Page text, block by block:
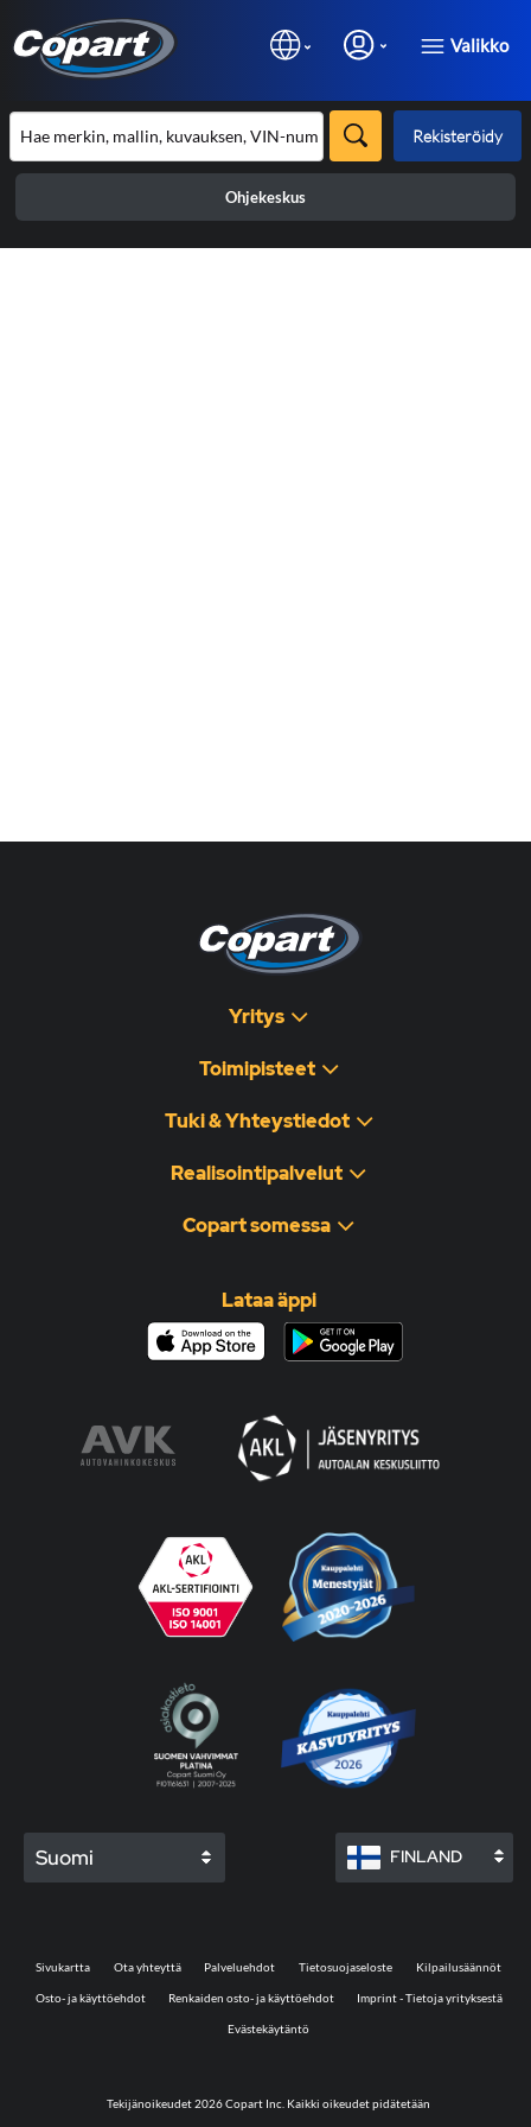
Valikko
Rekisteröidy
Ohjekeskus
Yritys
Toimipisteet
Tuki & Yhteystiedot
Realisointipalvelut
Copart somessa
Lataa äppi
Suomi FINLAND
Tekijänoikeudet 2026 Copart Inc. Kaikki oikeudet pidätetään
Sivukartta Ota yhteyttä Palveluehdot Tietosuojaseloste Kilpailusäännöt
Osto- ja käyttöehdot Renkaiden osto- ja käyttöehdot Imprint - Tietoja yrityksestä
Evästekäytäntö